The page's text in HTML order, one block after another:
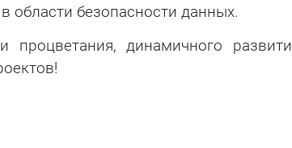
области безопасности данных.
динамичного